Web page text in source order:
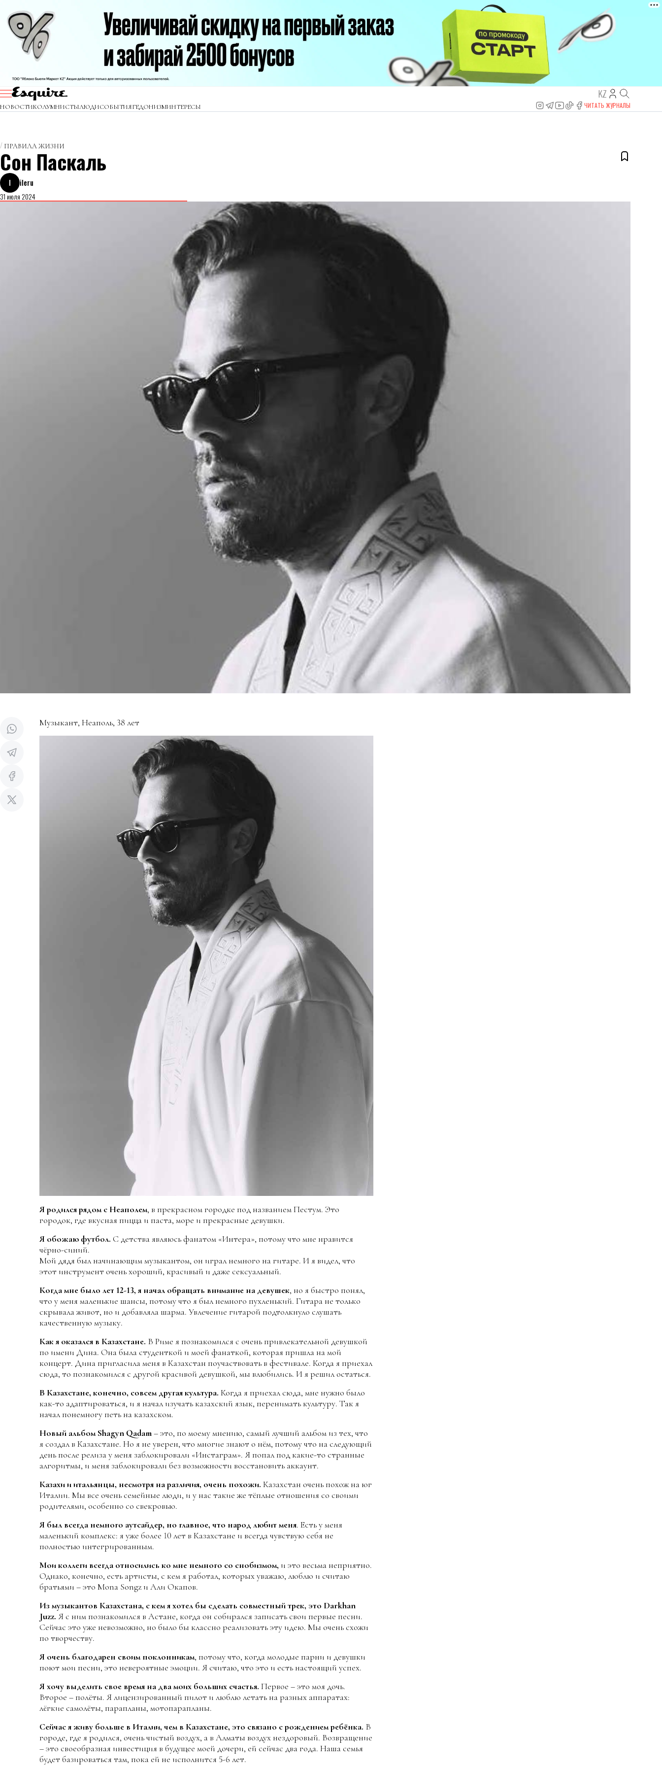
KZ
НОВОСТИКОЛУМНИСТЫЛЮДИСОБЫТИЯГЕДОНИЗМИНТЕРЕСЫ ЧИТАТЬ ЖУРНАЛЫ
ПРАВИЛА ЖИЗНИ
Сон Паскаль
I
ileru
31 июля 2024
Музыкант, Неаполь, 38 лет
Я родился рядом с Неаполем, в прекрасном городке под названием Пестум. Это
городок, где вкусная пицца и паста, море и прекрасные девушки.
Я обожаю футбол. С детства являюсь фанатом «Интера», потому что мне нравится
чёрно-синий.
Мой дядя был начинающим музыкантом, он играл немного на гитаре. И я видел, что
этот инструмент очень хороший, красивый и даже сексуальный.
Когда мне было лет 12-13, я начал обращать внимание на девушек, но я быстро понял,
что у меня маленькие шансы, потому что я был немного пухленький. Гитара не только
скрывала живот, но и добавляла шарма. Увлечение гитарой подтолкнуло слушать
качественную музыку.
Как я оказался в Казахстане. В Риме я познакомился с очень привлекательной девушкой
по имени Дина. Она была студенткой и моей фанаткой, которая пришла на мой
концерт. Дина пригласила меня в Казахстан поучаствовать в фестивале. Когда я приехал
сюда, то познакомился с другой красивой девушкой, мы влюбились. И я решил остаться.
В Казахстане, конечно, совсем другая культура. Когда я приехал сюда, мне нужно было
как-то адаптироваться, и я начал изучать казахский язык, перенимать культуру. Так я
начал понемногу петь на казахском.
Новый альбом Shagyn Qadam– это, по моему мнению, самый лучший альбом из тех, что
я создал в Казахстане. Но я не уверен, что многие знают о нём, потому что на следующий
день после релиза у меня заблокировали «Инстаграм». Я попал под какие-то странные
алгоритмы, и меня заблокировали без возможности восстановить аккаунт.
Казахи и итальянцы, несмотря на различия, очень похожи. Казахстан очень похож на юг
Италии. Мы все очень семейные люди, и у нас такие же тёплые отношения со своими
родителями, особенно со свекровью.
Я был всегда немного аутсайдер, но главное, что народ любит меня. Есть у меня
маленький комплекс: я уже более 10 лет в Казахстане и всегда чувствую себя не
полностью интегрированным.
Мои коллеги всегда относились ко мне немного со снобизмом, и это весьма неприятно.
Однако, конечно, есть артисты, с кем я работал, которых уважаю, люблю и считаю
братьями – это Mona Songz и Али Окапов.
Из музыкантов Казахстана, с кем я хотел бы сделать совместный трек, это Darkhan
Juzz. Я с ним познакомился в Астане, когда он собирался записать свои первые песни.
Сейчас это уже невозможно, но было бы классно реализовать эту идею. Мы очень схожи
по творчеству.
Я очень благодарен своим поклонникам, потому что, когда молодые парни и девушки
поют мои песни, это невероятные эмоции. Я считаю, что это и есть настоящий успех.
Я хочу выделить свое время на два моих больших счастья. Первое – это моя дочь.
Второе – полёты. Я лицензированный пилот и люблю летать на разных аппаратах:
лёгкие самолёты, парапланы, мотопарапланы.
Сейчас я живу больше в Италии, чем в Казахстане, это связано с рождением ребёнка. В
городе, где я родился, очень чистый воздух, а в Алматы воздух нездоровый. Возвращение
– это своеобразная инвестиция в будущее моей дочери, ей сейчас два года. Наша семья
будет базироваться там, пока ей не исполнится 5-6 лет.